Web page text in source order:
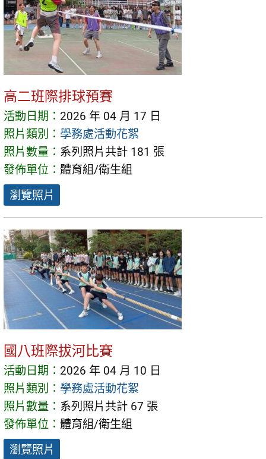
高二班際排球預賽
活動日期： 2026 年 04 月 17 日
照片類別： 學務處活動花絮
照片數量： 系列照片共計 181 張
發佈單位： 體育組/衛生組
瀏覽照片
國八班際拔河比賽
活動日期： 2026 年 04 月 10 日
照片類別： 學務處活動花絮
照片數量： 系列照片共計 67 張
發佈單位： 體育組/衛生組
瀏覽照片